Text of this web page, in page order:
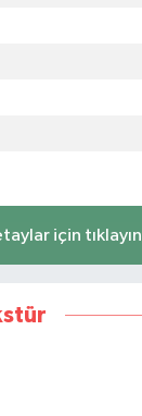
için tıklayın